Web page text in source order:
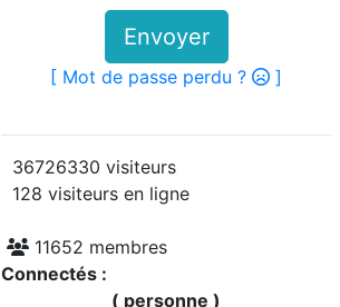
Envoyer
[ Mot de passe perdu ? ]
36726330 visiteurs
128 visiteurs en ligne
11652 membres
Connectés :
( personne )